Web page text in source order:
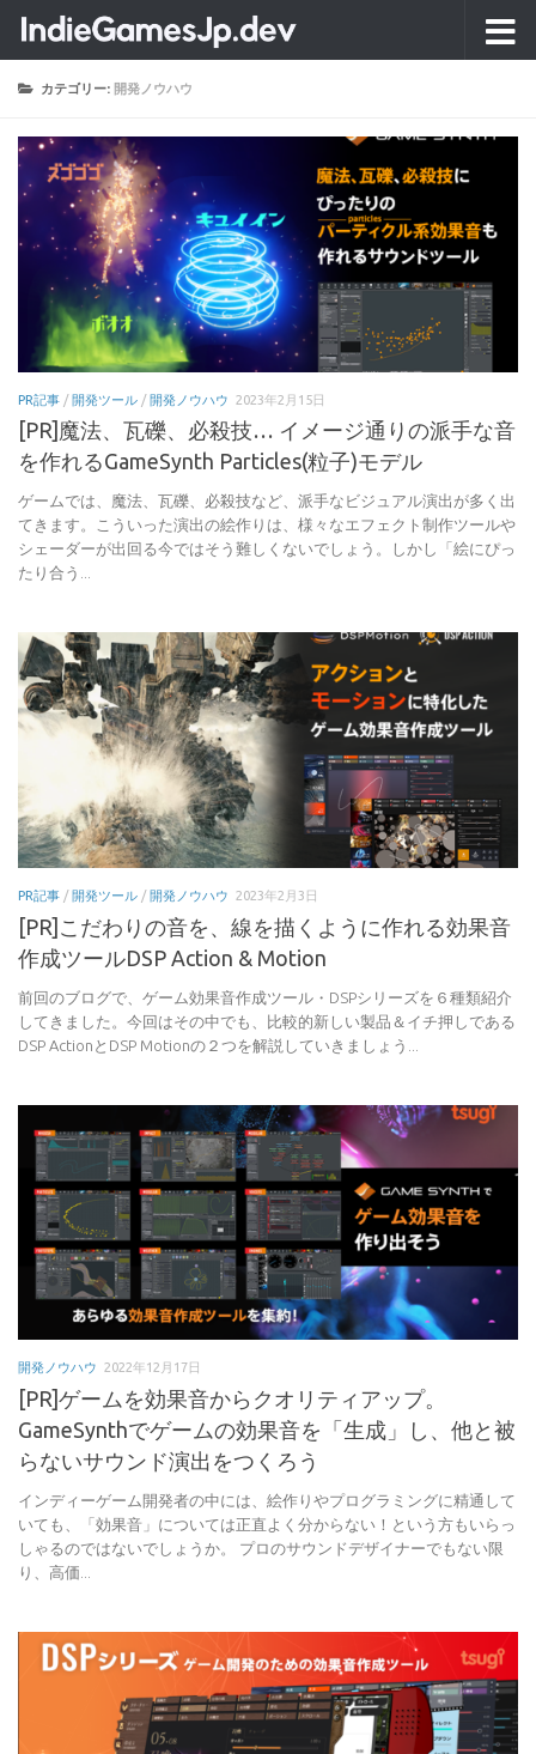
コンテンツへスキップ
カテゴリー:開発ノウハウ
PR記事 /開発ツール /開発ノウハウ 2023年2月15日
[PR]魔法、瓦礫、必殺技… イメージ通りの派手な音
を作れるGameSynth Particles(粒子)モデル
ゲームでは、魔法、瓦礫、必殺技など、派手なビジュアル演出が多く出
てきます。こういった演出の絵作りは、様々なエフェクト制作ツールや
シェーダーが出回る今ではそう難しくないでしょう。しかし「絵にぴっ
たり合う...
PR記事 /開発ツール /開発ノウハウ 2023年2月3日
[PR]こだわりの音を、線を描くように作れる効果音
作成ツールDSP Action & Motion
前回のブログで、ゲーム効果音作成ツール・DSPシリーズを６種類紹介
してきました。今回はその中でも、比較的新しい製品＆イチ押しである
DSP ActionとDSP Motionの２つを解説していきましょう...
開発ノウハウ 2022年12月17日
[PR]ゲームを効果音からクオリティアップ。
GameSynthでゲームの効果音を「生成」し、他と被
らないサウンド演出をつくろう
インディーゲーム開発者の中には、絵作りやプログラミングに精通して
いても、「効果音」については正直よく分からない！という方もいらっ
しゃるのではないでしょうか。 プロのサウンドデザイナーでもない限
り、高価...